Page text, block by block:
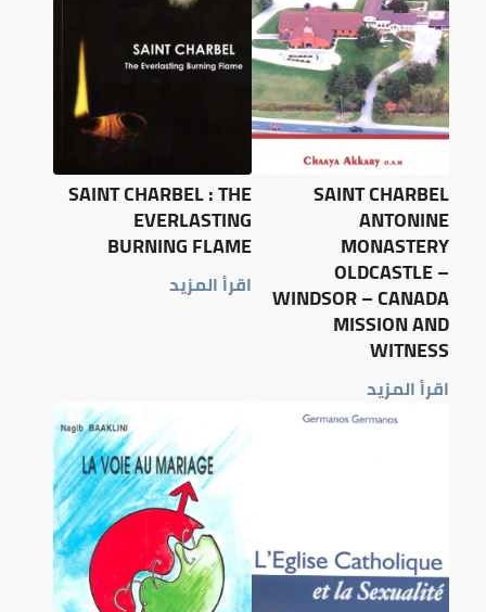
SAINT CHARBEL
ANTONINE
MONASTERY
OLDCASTLE –
WINDSOR – CANADA
MISSION AND
WITNESS
اقرأ المزيد
SAINT CHARBEL : THE
EVERLASTING
BURNING FLAME
اقرأ المزيد